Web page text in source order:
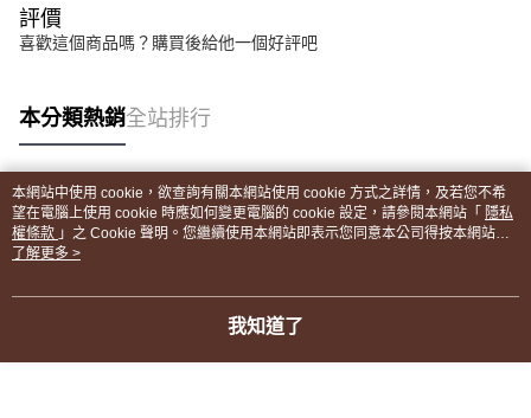
評價
喜歡這個商品嗎？購買後給他一個好評吧
本分類熱銷全站排行
熱門標籤
本網站中使用 cookie，欲查詢有關本網站使用 cookie 方式之詳情，及若您不希
望在電腦上使用 cookie 時應如何變更電腦的 cookie 設定，請參閱本網站「 隱私
權條款 」之 Cookie 聲明。您繼續使用本網站即表示您同意本公司得按本網站使
用條款之 Cookie 聲明使用 cookie。
了解更多 >
我知道了